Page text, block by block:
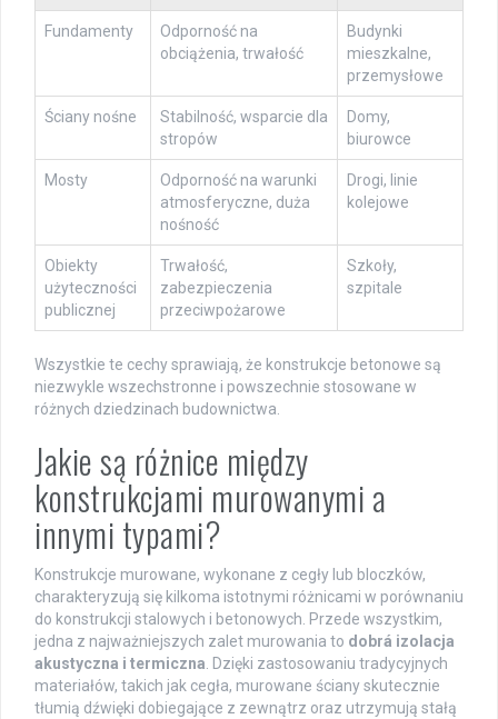
Fundamenty
Odporność na
obciążenia, trwałość
Budynki
mieszkalne,
przemysłowe
Ściany nośne
Stabilność, wsparcie dla
stropów
Domy,
biurowce
Mosty
Odporność na warunki
atmosferyczne, duża
nośność
Drogi, linie
kolejowe
Obiekty
użyteczności
publicznej
Trwałość,
zabezpieczenia
przeciwpożarowe
Szkoły,
szpitale
Wszystkie te cechy sprawiają, że konstrukcje betonowe są
niezwykle wszechstronne i powszechnie stosowane w
różnych dziedzinach budownictwa.
Jakie są różnice między
konstrukcjami murowanymi a
innymi typami?
Konstrukcje murowane, wykonane z cegły lub bloczków,
charakteryzują się kilkoma istotnymi różnicami w porównaniu
do konstrukcji stalowych i betonowych. Przede wszystkim,
jedna z najważniejszych zalet murowania to dobrá izolacja
akustyczna i termiczna . Dzięki zastosowaniu tradycyjnych
materiałów, takich jak cegła, murowane ściany skutecznie
tłumią dźwięki dobiegające z zewnątrz oraz utrzymują stałą